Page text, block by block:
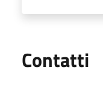
Contatti